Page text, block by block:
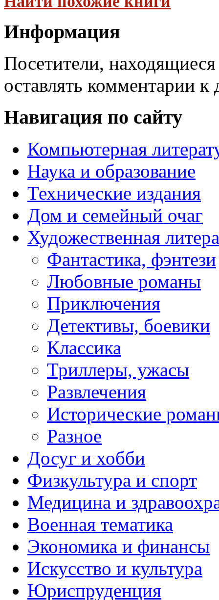
Информация
Посетители,
оставлять комментарии к
Навигация по сайту
Компьютерная
Наука и образование
Технические издания
Дом и семейный очаг
Художественная
Фантастика, фэнтези
Любовные романы
Приключения
Детективы, боевики
Классика
Триллеры, ужасы
Развлечения
Исторические
Разное
Досуг и хобби
Физкультура и спорт
Медицина и
Военная тематика
Экономика и финансы
Искусство и культура
Юриспруденция